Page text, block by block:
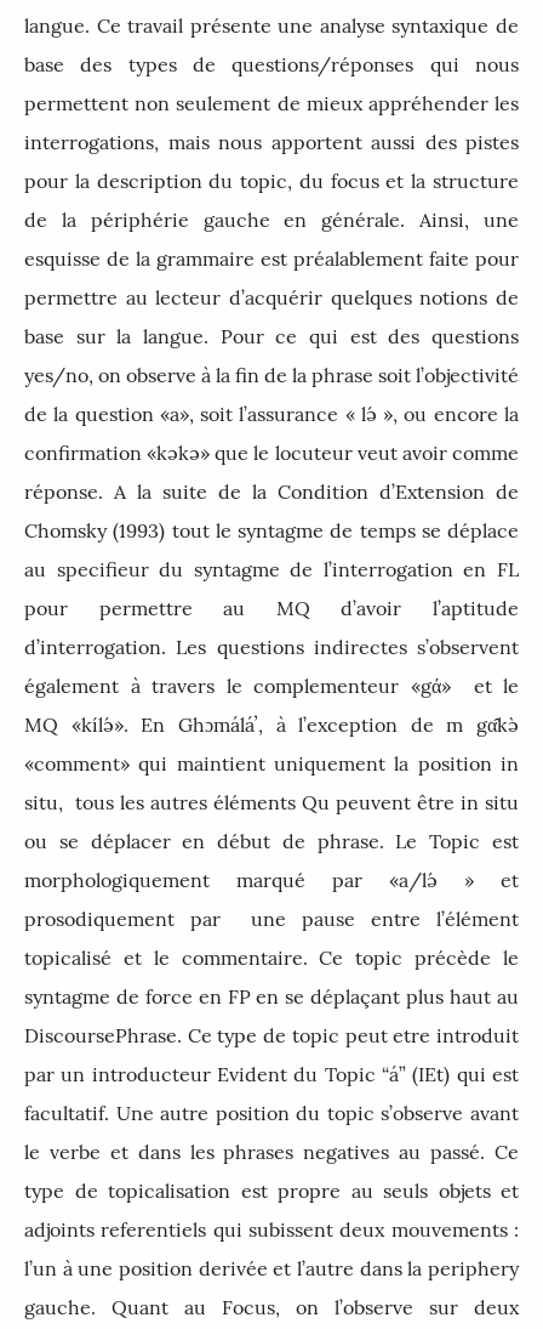
langue. Ce travail présente une analyse syntaxique de
base des types de questions/réponses qui nous
permettent non seulement de mieux appréhender les
interrogations, mais nous apportent aussi des pistes
pour la description du topic, du focus et la structure
de la périphérie gauche en générale. Ainsi, une
esquisse de la grammaire est préalablement faite pour
permettre au lecteur d’acquérir quelques notions de
base sur la langue. Pour ce qui est des questions
yes/no, on observe à la fin de la phrase soit l’objectivité
de la question «a», soit l’assurance « lə́ », ou encore la
confirmation «kəkə» que le locuteur veut avoir comme
réponse. A la suite de la Condition d’Extension de
Chomsky (1993) tout le syntagme de temps se déplace
au specifieur du syntagme de l’interrogation en FL
pour permettre au MQ d’avoir l’aptitude
d’interrogation. Les questions indirectes s’observent
également à travers le complementeur «gά» et le
MQ «kílə́». En Ghɔmáláʼ, à l’exception dem gα̂kə̀
«comment» qui maintient uniquement la position in
situ, tous les autres éléments Qu peuvent être in situ
ou se déplacer en début de phrase. Le Topic est
morphologiquement marqué par «a/lə́ » et
prosodiquement par une pause entre l’élément
topicalisé et le commentaire. Ce topic précède le
syntagme de force en FP en se déplaçant plus haut au
DiscoursePhrase. Ce type de topic peut etre introduit
par un introducteur Evident du Topic “á” (IEt) qui est
facultatif. Une autre position du topic s’observe avant
le verbe et dans les phrases negatives au passé. Ce
type de topicalisation est propre au seuls objets et
adjoints referentiels qui subissent deux mouvements :
l’un à une position derivée et l’autre dans la periphery
gauche. Quant au Focus, on l’observe sur deux